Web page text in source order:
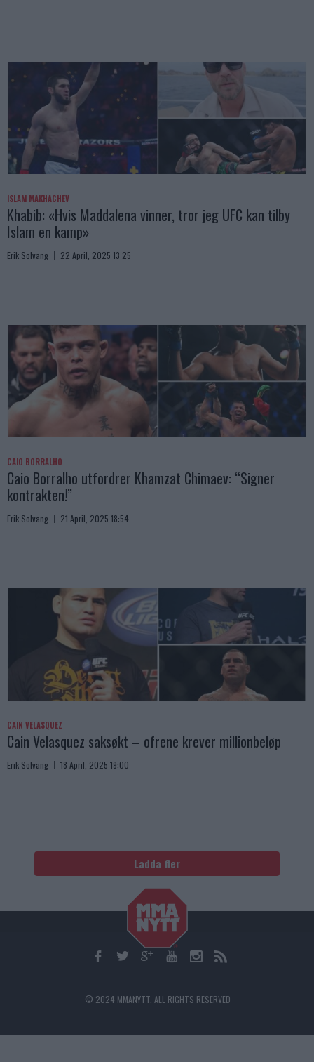
ISLAM MAKHACHEV
Khabib: «Hvis Maddalena vinner, tror jeg UFC kan tilby
Islam en kamp»
Erik Solvang 22 April, 2025 13:25
CAIO BORRALHO
Caio Borralho utfordrer Khamzat Chimaev: “Signer
kontrakten!”
Erik Solvang 21 April, 2025 18:54
CAIN VELASQUEZ
Cain Velasquez saksøkt – ofrene krever millionbeløp
Erik Solvang 18 April, 2025 19:00
Ladda fler
© 2024 MMANYTT. ALL RIGHTS RESERVED